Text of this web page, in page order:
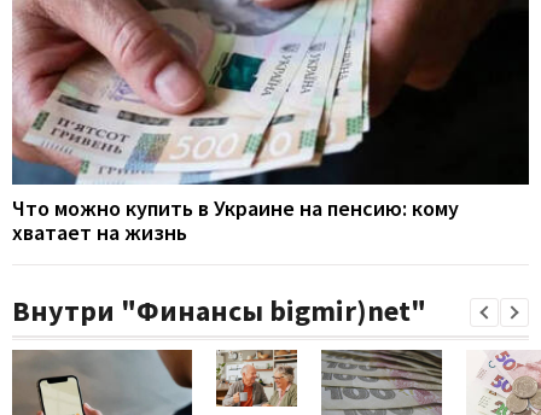
Что можно купить в Украине на пенсию: кому
хватает на жизнь
Внутри "Финансы bigmir)net"